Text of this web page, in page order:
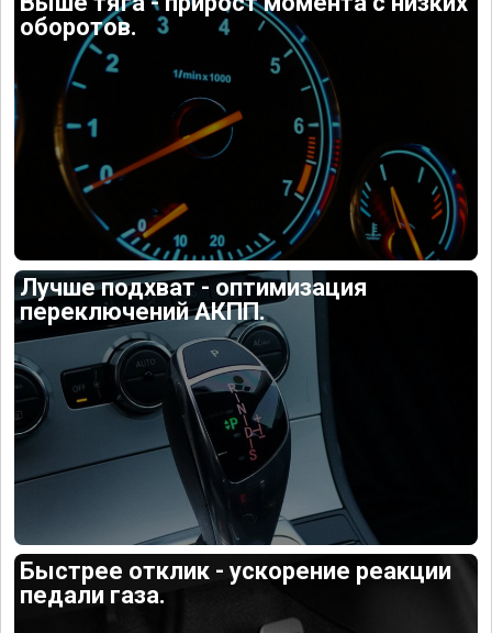
оборотов.
Лучше подхват - оптимизация
переключений АКПП.
Быстрее отклик - ускорение реакции
педали газа.